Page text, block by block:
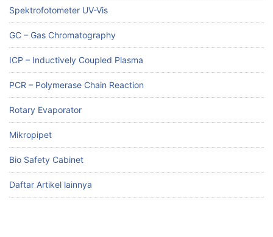
Spektrofotometer UV-Vis
GC – Gas Chromatography
ICP – Inductively Coupled Plasma
PCR – Polymerase Chain Reaction
Rotary Evaporator
Mikropipet
Bio Safety Cabinet
Daftar Artikel lainnya